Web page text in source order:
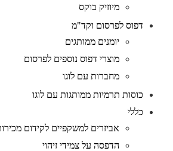
מיוזיק בוקס
דפוס לפרסום וקד"מ
יומנים ממותגים
מוצרי דפוס נוספים לפרסום
מחברות עם לוגו
כוסות תרמיות ממותגות עם לוגו
כללי
אביזרים למשקפיים לקידום מכירות
הדפסה על צמידי זיהוי